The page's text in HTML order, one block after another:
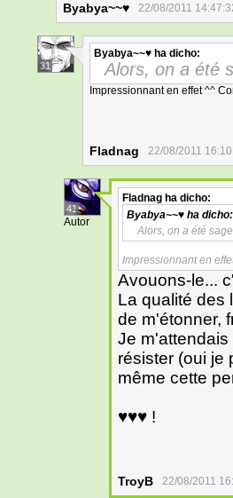
Byabya~~♥ 22/08/2011
31
Byabya~~♥ ha dicho:
Alors, on a été
Impressionnant en effet ^^
Fladnag 22/08/2011
41
Autor
Fladnag ha dicho:
Byabya~~♥ ha dicho:
Alors, on a été
Impressionnant en
Avouons-le...
La qualité des
de m'étonner,
Je
résister (oui je
même cette
♥♥♥ !
TroyB 22/08/2011